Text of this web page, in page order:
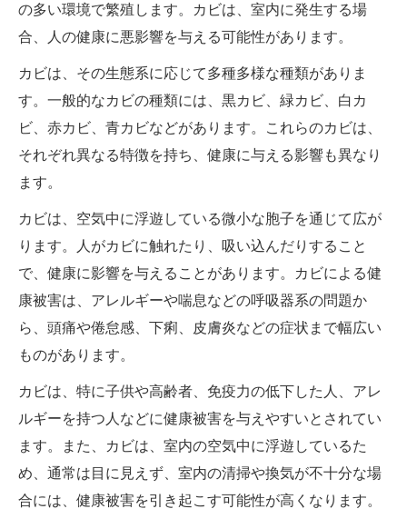
の多い環境で繁殖します。カビは、室内に発生する場
合、人の健康に悪影響を与える可能性があります。
カビは、その生態系に応じて多種多様な種類がありま
す。一般的なカビの種類には、黒カビ、緑カビ、白カ
ビ、赤カビ、青カビなどがあります。これらのカビは、
それぞれ異なる特徴を持ち、健康に与える影響も異なり
ます。
カビは、空気中に浮遊している微小な胞子を通じて広が
ります。人がカビに触れたり、吸い込んだりすること
で、健康に影響を与えることがあります。カビによる健
康被害は、アレルギーや喘息などの呼吸器系の問題か
ら、頭痛や倦怠感、下痢、皮膚炎などの症状まで幅広い
ものがあります。
カビは、特に子供や高齢者、免疫力の低下した人、アレ
ルギーを持つ人などに健康被害を与えやすいとされてい
ます。また、カビは、室内の空気中に浮遊しているた
め、通常は目に見えず、室内の清掃や換気が不十分な場
合には、健康被害を引き起こす可能性が高くなります。